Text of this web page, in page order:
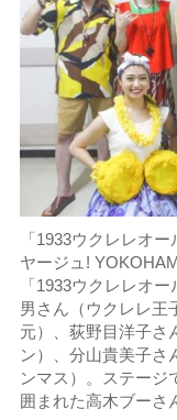
「1933ウクレレオ
ヤージュ!
「1933ウクレレオ
男さん（ウクレレ王
元）、荻野目洋子さ
ン）、分山貴美子さ
ンマス）。ステージ
囲まれた高木ブーさ